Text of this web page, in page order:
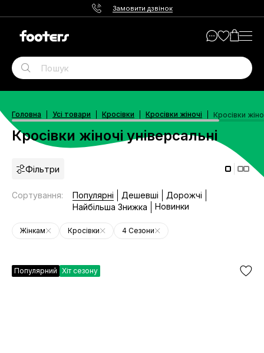
Замовити дзвінок
Головна Усі товари Кросівки Кросівки жіночі Кросівки
Кросівки жіночі універсальні
Фільтри
Сортування: Популярні Дешевші
Дорожчі
Найбільша Знижка
Новинки
Жінкам Кросівки 4 Сезони
Популярний Хіт сезону